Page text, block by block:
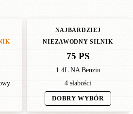
NAJBARDZIEJ
NIEZAWODNY SILNIK
75 PS
1.4L NA Benzin
4 słabości
DOBRY WYBÓR